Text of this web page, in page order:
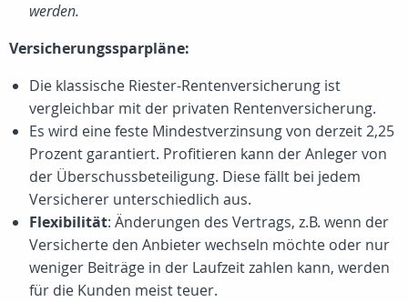
werden.
Versicherungssparpläne:
Die klassische Riester-Rentenversicherung ist
vergleichbar mit der privaten Rentenversicherung.
Es wird eine feste Mindestverzinsung von derzeit 2,25
Prozent garantiert. Profitieren kann der Anleger von
der Überschussbeteiligung. Diese fällt bei jedem
Versicherer unterschiedlich aus.
Flexibilität: Änderungen des Vertrags, z.B. wenn der
Versicherte den Anbieter wechseln möchte oder nur
weniger Beiträge in der Laufzeit zahlen kann, werden
für die Kunden meist teuer.